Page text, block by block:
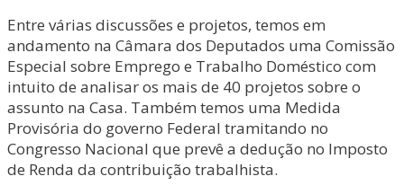
Entre várias discussões e projetos, temos em
andamento na Câmara dos Deputados uma Comissão
Especial sobre Emprego e Trabalho Doméstico com
intuito de analisar os mais de 40 projetos sobre o
assunto na Casa. Também temos uma Medida
Provisória do governo Federal tramitando no
Congresso Nacional que prevê a dedução no Imposto
de Renda da contribuição trabalhista.